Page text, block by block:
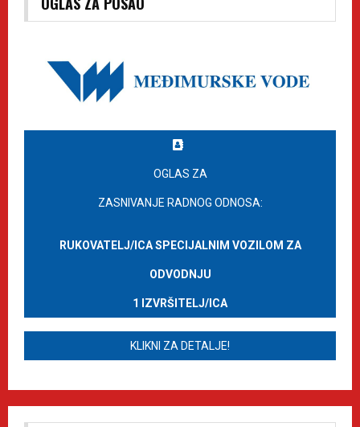
OGLAS ZA
ZASNIVANJE RADNOG ODNOSA:
RUKOVATELJ/ICA SPECIJALNIM VOZILOM ZA
ODVODNJU
1 IZVRŠITELJ/ICA
KLIKNI ZA DETALJE!